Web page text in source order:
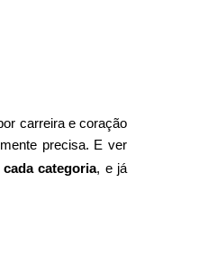
carreira e coração
precisa. E ver
cada categoria, e já